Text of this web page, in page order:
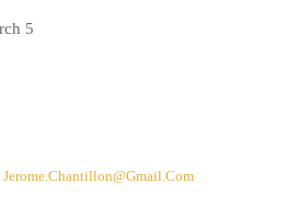
5
Jerome.chantillon@gmail.com